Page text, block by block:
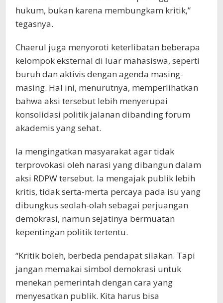
hukum, bukan karena membungkam kritik,”
tegasnya.
Chaerul juga menyoroti keterlibatan beberapa
kelompok eksternal di luar mahasiswa, seperti
buruh dan aktivis dengan agenda masing-
masing. Hal ini, menurutnya, memperlihatkan
bahwa aksi tersebut lebih menyerupai
konsolidasi politik jalanan dibanding forum
akademis yang sehat.
Ia mengingatkan masyarakat agar tidak
terprovokasi oleh narasi yang dibangun dalam
aksi RDPW tersebut. Ia mengajak publik lebih
kritis, tidak serta-merta percaya pada isu yang
dibungkus seolah-olah sebagai perjuangan
demokrasi, namun sejatinya bermuatan
kepentingan politik tertentu.
“Kritik boleh, berbeda pendapat silakan. Tapi
jangan memakai simbol demokrasi untuk
menekan pemerintah dengan cara yang
menyesatkan publik. Kita harus bisa